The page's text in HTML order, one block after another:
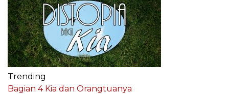
Trending
Bagian 4 Kia dan Orangtuanya